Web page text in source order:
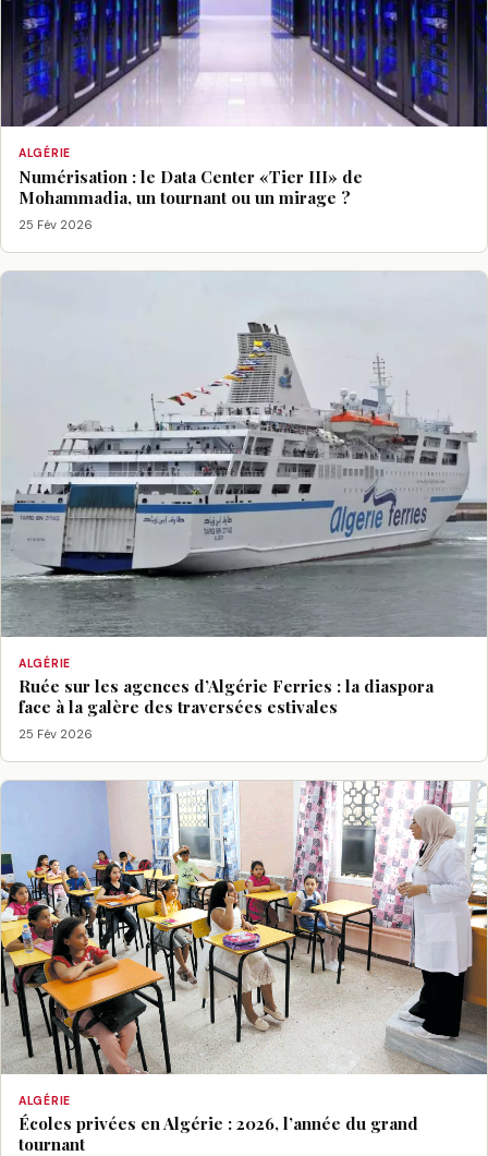
ALGÉRIE
Numérisation : le Data Center «Tier III» de
Mohammadia, un tournant ou un mirage ?
25 Fév 2026
ALGÉRIE
Ruée sur les agences d’Algérie Ferries : la diaspora
face à la galère des traversées estivales
25 Fév 2026
ALGÉRIE
Écoles privées en Algérie : 2026, l’année du grand
tournant